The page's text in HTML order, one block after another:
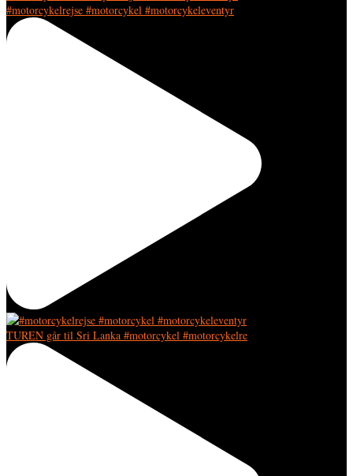
#motorcykelrejse #motorcykel #motorcykeleventyr
TUREN går til Sri Lanka #motorcykel #motorcykelre